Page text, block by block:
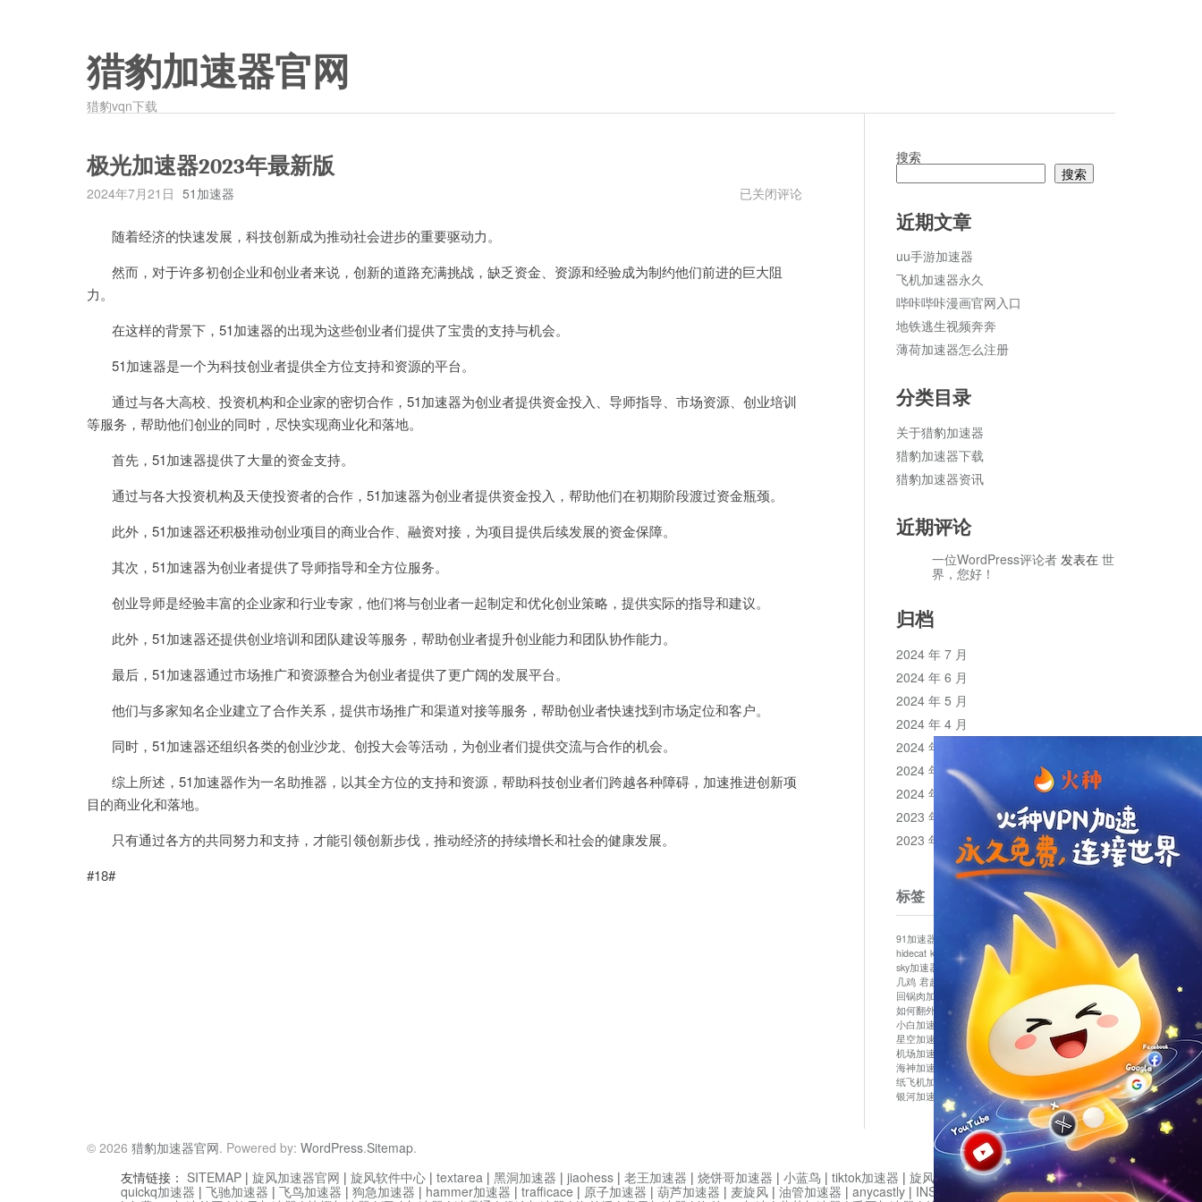
猎豹加速器官网
猎豹vqn下载
极光加速器2023年最新版
2024年7月21日 51加速器
极
2023
年
已关闭评论
随着经济的快速发展，科技创新成为推动社会进步的重要驱动力。
然而，对于许多初创企业和创业者来说，创新的道路充满挑战，缺乏资金、资源和经验成为制约他们前进的巨大阻
力。
在这样的背景下，51加速器的出现为这些创业者们提供了宝贵的支持与机会。
51加速器是一个为科技创业者提供全方位支持和资源的平台。
通过与各大高校、投资机构和企业家的密切合作，51加速器为创业者提供资金投入、导师指导、市场资源、创业培训
等服务，帮助他们创业的同时，尽快实现商业化和落地。
首先，51加速器提供了大量的资金支持。
通过与各大投资机构及天使投资者的合作，51加速器为创业者提供资金投入，帮助他们在初期阶段渡过资金瓶颈。
此外，51加速器还积极推动创业项目的商业合作、融资对接，为项目提供后续发展的资金保障。
其次，51加速器为创业者提供了导师指导和全方位服务。
创业导师是经验丰富的企业家和行业专家，他们将与创业者一起制定和优化创业策略，提供实际的指导和建议。
此外，51加速器还提供创业培训和团队建设等服务，帮助创业者提升创业能力和团队协作能力。
最后，51加速器通过市场推广和资源整合为创业者提供了更广阔的发展平台。
他们与多家知名企业建立了合作关系，提供市场推广和渠道对接等服务，帮助创业者快速找到市场定位和客户。
同时，51加速器还组织各类的创业沙龙、创投大会等活动，为创业者们提供交流与合作的机会。
综上所述，51加速器作为一名助推器，以其全方位的支持和资源，帮助科技创业者们跨越各种障碍，加速推进创新项
目的商业化和落地。
只有通过各方的共同努力和支持，才能引领创新步伐，推动经济的持续增长和社会的健康发展。
#18#
搜索
搜索
近期文章
uu手游加速器
飞机加速器永久
哔咔哔咔漫画官网入口
地铁逃生视频奔奔
薄荷加速器怎么注册
分类目录
关于猎豹加速器
猎豹加速器下载
猎豹加速器资讯
近期评论
一位WordPress评论者 发表在 世
界，您好！
归档
2024 年 7 月
2024 年 6 月
2024 年 5 月
2024 年 4 月
2024 年 3 月
2024 年 2 月
2024 年 1 月
2023 年 12 月
2023 年 11 月
标签
91加速器 bluelayer加速器
clash节点
hidecat kuai500 panda加速器
plex加速器
sky加速器
telegram加速器 中信加速器
云梯加速器
几鸡 君越加速器 哔咔漫画加速器
唐师傅加速器
回锅肉加速器
坚果加速器 壹点加速器
如何翻外墙网站 小哈vp加速器
小火箭加速器
小白加速器
布谷vp加速器 心阶云 快连
星空加速器
最新版clash安卓下载
月光加速器
机场加速器
松果云 极快加速器
梯子加速器
海神加速器
猴王加速器 神灯vp加速器
纸飞机加速器
蓝泡加速器 西游加速器
起飞加速器
银河加速器 鱼跃加速器 鹰眼加速器 黑洞加速版
© 2026 猎豹加速器官网. Powered by: WordPress.Sitemap.
友情链接： SITEMAP | 旋风加速器官网 | 旋风软件中心 | textarea | 黑洞加速器 | jiaohess | 老王加速器 | 烧饼哥加速器 | 小蓝鸟 | tiktok加速器 | 旋风加速度器|旋风加速 |
quickq加速器 | 飞驰加速器 | 飞鸟加速器 | 狗急加速器 | hammer加速器 | trafficace | 原子加速器 | 葫芦加速器 | 麦旋风 | 油管加速器 | anycastly | INS加速器|INS加速器免费版